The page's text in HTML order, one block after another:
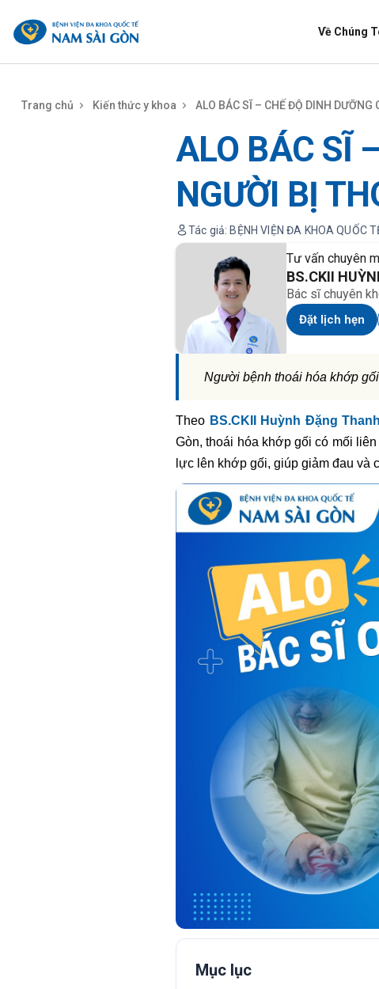
Về Chúng
Trang chủ Kiến thức y khoa ALO BÁC SĨ – CHẾ ĐỘ DINH DƯỠNG
ALO BÁC SĨ
NGƯỜI BỊ
Tác giả: BỆNH VIỆN ĐA KHOA QUỐC
Tư vấn chuyên
BS.CKII
Bác sĩ chuyên
Đặt lịch hẹn
Người bệnh thoái hóa khớp
Theo BS.CKII Huỳnh Đặng
Gòn, thoái hóa khớp gối có mối
lực lên khớp gối, giúp giảm đau và
Mục lục